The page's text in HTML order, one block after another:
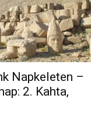
Napkeleten –
2. Kahta,